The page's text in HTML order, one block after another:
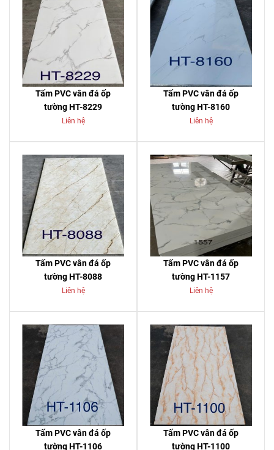
Tấm PVC vân đá ốp
tường HT-8229
Liên hệ
Tấm PVC vân đá ốp
tường HT-8160
Liên hệ
Tấm PVC vân đá ốp
tường HT-8088
Liên hệ
Tấm PVC vân đá ốp
tường HT-1157
Liên hệ
Tấm PVC vân đá ốp
tường HT-1106
Tấm PVC vân đá ốp
tường HT-1100